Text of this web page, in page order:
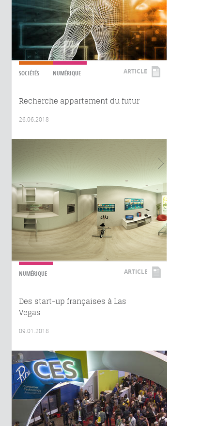
SOCIÉTÉS NUMÉRIQUE ARTICLE
Recherche appartement du futur
26.06.2018
NUMÉRIQUE ARTICLE
Des start-up françaises à Las
Vegas
09.01.2018